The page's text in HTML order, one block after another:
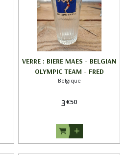
VERRE : BIERE MAES - BELGIAN
OLYMPIC TEAM - FRED
DEBURGHGRAEVE
Belgique
3€50